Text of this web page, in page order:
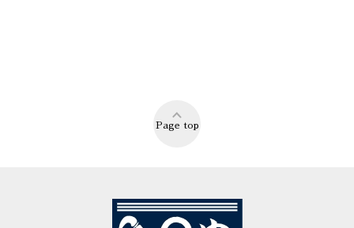
Page top